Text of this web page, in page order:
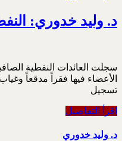
د. وليد خدوري:
الأعضاء فيها فقراً مدقعاً
تسجيل
اقرأ التفاصيل
د. وليد خدوري